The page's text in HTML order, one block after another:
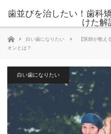
歯並びを治したい！歯科
けた解
ホーム白い歯になりたい
【医師が教え
オンとは？
白い歯になりたい